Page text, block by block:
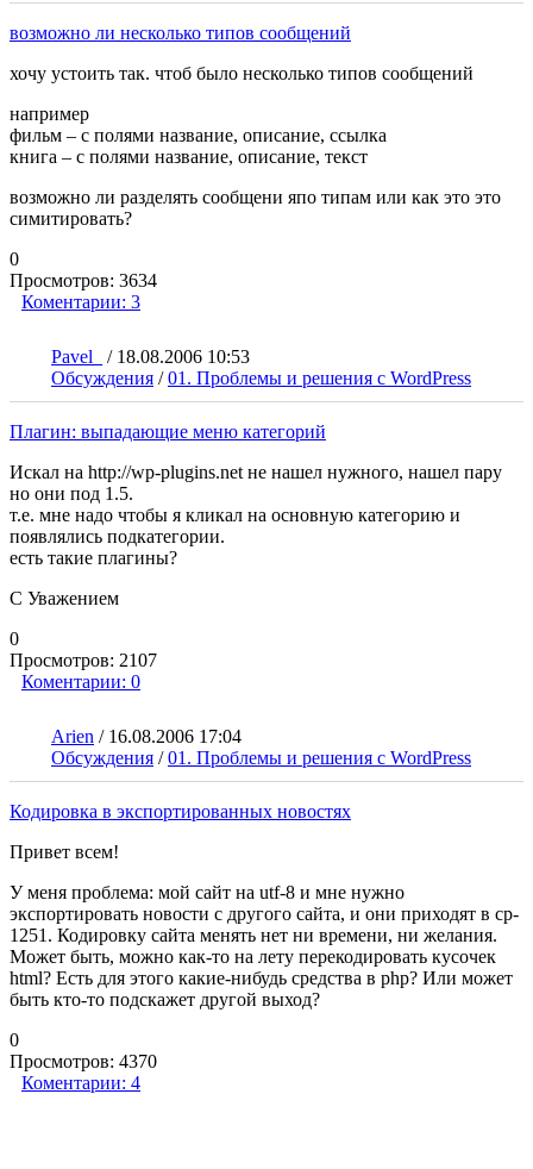
возможно ли несколько типов сообщений
хочу устоить так. чтоб было несколько типов сообщений
например
фильм – с полями название, описание, ссылка
книга – с полями название, описание, текст
возможно ли разделять сообщени япо типам или как это это
симитировать?
0
Просмотров: 3634
Коментарии: 3
Pavel_ / 18.08.2006 10:53
Обсуждения /01. Проблемы и решения с WordPress
Плагин: выпадающие меню категорий
Искал на http://wp-plugins.net не нашел нужного, нашел пару
но они под 1.5.
т.е. мне надо чтобы я кликал на основную категорию и
появлялись подкатегории.
есть такие плагины?
С Уважением
0
Просмотров: 2107
Коментарии: 0
Arien / 16.08.2006 17:04
Обсуждения /01. Проблемы и решения с WordPress
Кодировка в экспортированных новостях
Привет всем!
У меня проблема: мой сайт на utf-8 и мне нужно
экспортировать новости с другого сайта, и они приходят в cp-
1251. Кодировку сайта менять нет ни времени, ни желания.
Может быть, можно как-то на лету перекодировать кусочек
html? Есть для этого какие-нибудь средства в php? Или может
быть кто-то подскажет другой выход?
0
Просмотров: 4370
Коментарии: 4